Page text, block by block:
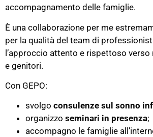
accompagnamento delle famiglie.
È una collaborazione per me
per la qualità del team di
l’approccio attento e rispettoso verso
e genitori.
Con GEPO:
svolgo consulenze sul sonno
organizzo seminari in presenza;
accompagno le famiglie